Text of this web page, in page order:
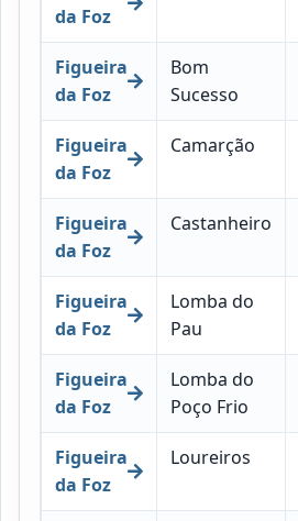
da Foz
Figueira
da Foz
Bom
Sucesso
Figueira
da Foz
Camarção
Figueira
da Foz
Castanheiro
Figueira
da Foz
Lomba do
Pau
Figueira
da Foz
Lomba do
Poço Frio
Figueira
da Foz
Loureiros